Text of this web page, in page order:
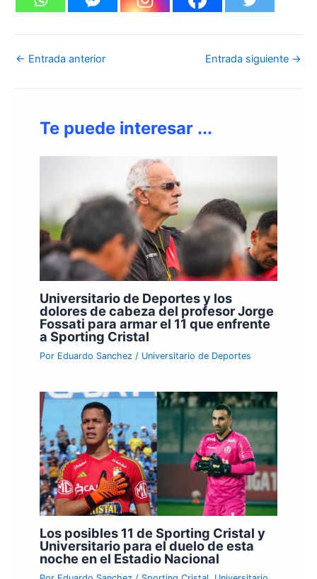
← Entrada anterior Entrada siguiente →
Te puede interesar ...
Universitario de Deportes y los
dolores de cabeza del profesor Jorge
Fossati para armar el 11 que enfrente
a Sporting Cristal
Por Eduardo Sanchez / Universitario de Deportes
Los posibles 11 de Sporting Cristal y
Universitario para el duelo de esta
noche en el Estadio Nacional